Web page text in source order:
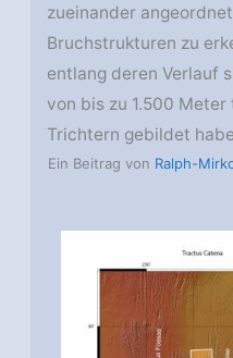
zueinander
Bruchstrukturen zu
entlang deren Verlauf
von bis zu 1.500 Meter
Trichtern gebildet
Ein Beitrag von Ralph-